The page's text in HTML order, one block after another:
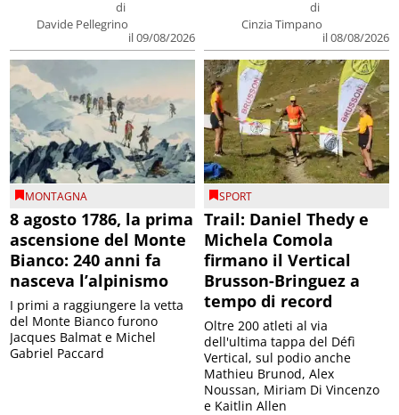
di
Davide Pellegrino
il 09/08/2026
di
Cinzia Timpano
il 08/08/2026
MONTAGNA
8 agosto 1786, la prima
ascensione del Monte
Bianco: 240 anni fa
nasceva l’alpinismo
I primi a raggiungere la vetta
del Monte Bianco furono
Jacques Balmat e Michel
Gabriel Paccard
SPORT
Trail: Daniel Thedy e
Michela Comola
firmano il Vertical
Brusson-Bringuez a
tempo di record
Oltre 200 atleti al via
dell'ultima tappa del Défì
Vertical, sul podio anche
Mathieu Brunod, Alex
Noussan, Miriam Di Vincenzo
e Kaitlin Allen